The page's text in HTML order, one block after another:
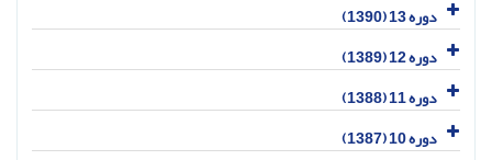
دوره 13 (1390)
دوره 12 (1389)
دوره 11 (1388)
دوره 10 (1387)